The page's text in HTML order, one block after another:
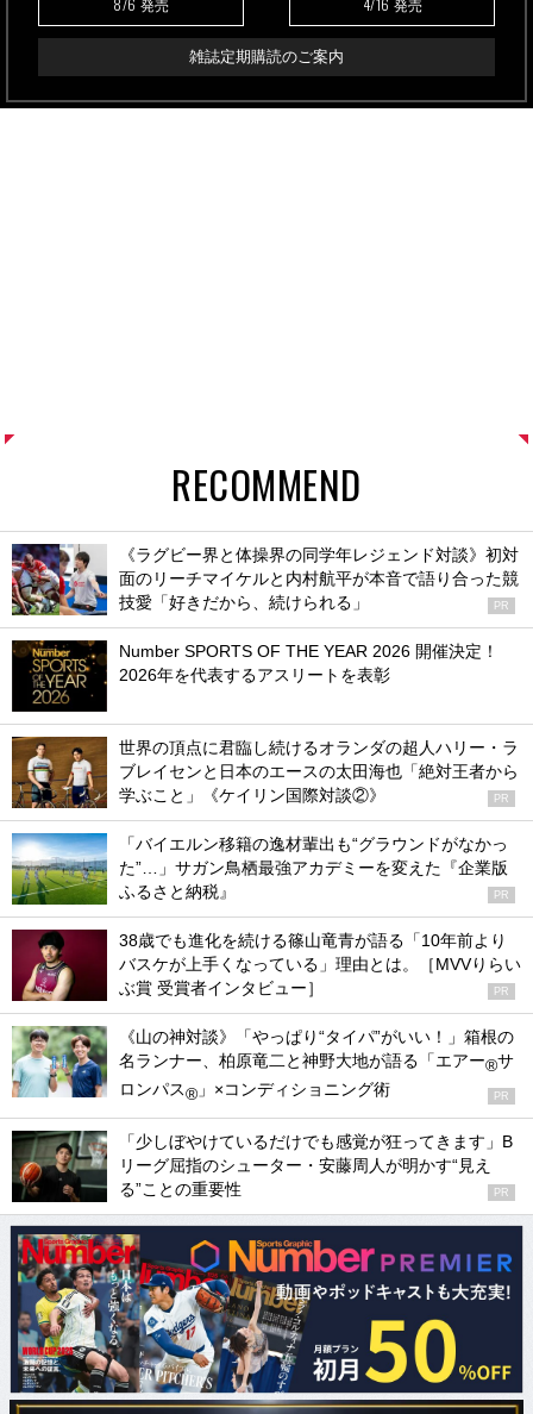
8/6 発売 4/16 発売
雑誌定期購読のご案内
RECOMMEND
《ラグビー界と体操界の同学年レジェンド対談》初対
面のリーチマイケルと内村航平が本音で語り合った競
技愛「好きだから、続けられる」
PR
Number SPORTS OF THE YEAR 2026 開催決定！
2026年を代表するアスリートを表彰
世界の頂点に君臨し続けるオランダの超人ハリー・ラ
ブレイセンと日本のエースの太田海也「絶対王者から
学ぶこと」《ケイリン国際対談②》
PR
「バイエルン移籍の逸材輩出も“グラウンドがなかっ
た”…」サガン鳥栖最強アカデミーを変えた『企業版
ふるさと納税』
PR
38歳でも進化を続ける篠山竜青が語る「10年前より
バスケが上手くなっている」理由とは。［MVVりらい
ぶ賞 受賞者インタビュー］
PR
《山の神対談》「やっぱり“タイパ”がいい！」箱根の
名ランナー、柏原竜二と神野大地が語る「エアー®サ
ロンパス® 」×コンディショニング術 PR
「少しぼやけているだけでも感覚が狂ってきます」B
リーグ屈指のシューター・安藤周人が明かす“見え
る”ことの重要性
PR